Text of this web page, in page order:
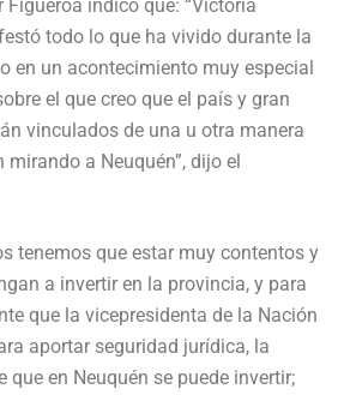
Figueroa indicó que: “Victoria
todo lo que ha vivido durante la
en un acontecimiento muy especial
el que creo que el país y gran
vinculados de una u otra manera
mirando a Neuquén”, dijo el
tenemos que estar muy contentos y
a invertir en la provincia, y para
que la vicepresidenta de la Nación
aportar seguridad jurídica, la
que en Neuquén se puede invertir;